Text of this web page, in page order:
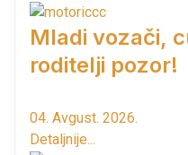
Mladi vozači,
roditelji pozor!
04. Avgust. 2026.
Detaljnije...